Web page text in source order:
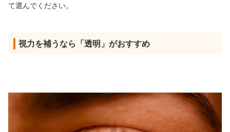
て選んでください。
視力を補うなら「透明」がおすすめ